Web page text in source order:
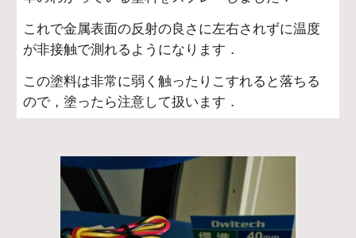
これで金属表面の反射の良さに左右されずに温度
が非接触で測れるようになります．
この塗料は非常に弱く触ったりこすれると落ちる
ので，塗ったら注意して扱います．